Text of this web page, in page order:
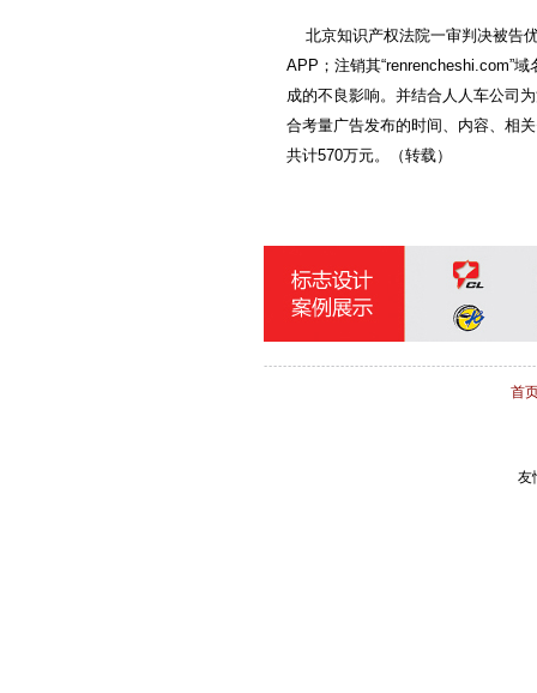
北京知识产权法院一审判决被告
APP；注销其“renrencheshi.com”
成的不良影响。并结合人人车公司
合考量广告发布的时间、内容、相
共计570万元。（转载）
首
友